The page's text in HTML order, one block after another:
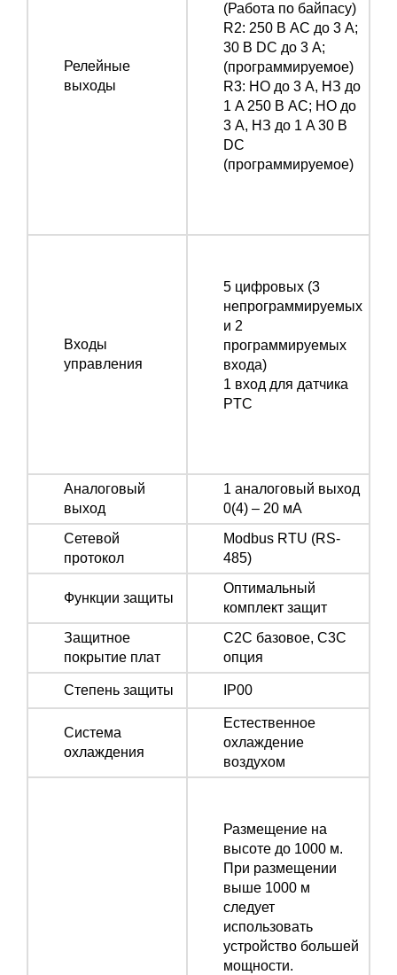
Релейные
выходы
(Работа по байпасу)
R2: 250 В АС до 3 А;
30 В DC до 3 А;
(программируемое)
R3: НО до 3 А, НЗ до
1 A 250 В АС; НО до
3 А, НЗ до 1 A 30 В
DC
(программируемое)
Входы
управления
5 цифровых (3
непрограммируемых
и 2
программируемых
входа)
1 вход для датчика
PTC
Аналоговый
выход
1 аналоговый выход
0(4) – 20 мА
Сетевой
протокол
Modbus RTU (RS-
485)
Функции защиты
Оптимальный
комплект защит
Защитное
покрытие плат
С2С базовое, С3С
опция
Степень защиты IP00
Система
охлаждения
Естественное
охлаждение
воздухом
Размещение на
высоте до 1000 м.
При размещении
выше 1000 м
следует
использовать
устройство большей
мощности.